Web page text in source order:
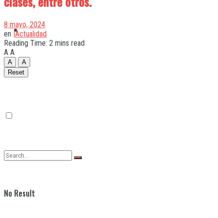
Quilmes
Varela
No Result
8 mayo, 2024
en |Actualidad
Reading Time: 2 mins read
A A
A
A
Reset